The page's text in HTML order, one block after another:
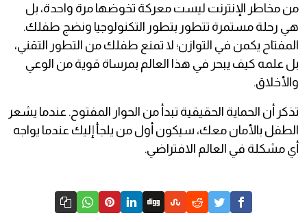
من مخاطر الإنترنت ليست معركة تخوضها مرة واحدة، بل
هي رحلة مستمرة تتطور بتطور التكنولوجيا ونضج طفلك.
المفتاح يكمن في التوازن؛ لا تمنع طفلك من التطور التقني،
بل علمه كيف يبحر في هذا العالم بمرساة قوية من الوعي
والأخلاق.
تذكر أن الحماية الحقيقية تبدأ من الحوار المفتوح. عندما يشعر
الطفل بالأمان معك، سيكون أول من يلجأ إليك عندما يواجه
أي مشكلة في العالم الافتراضي.